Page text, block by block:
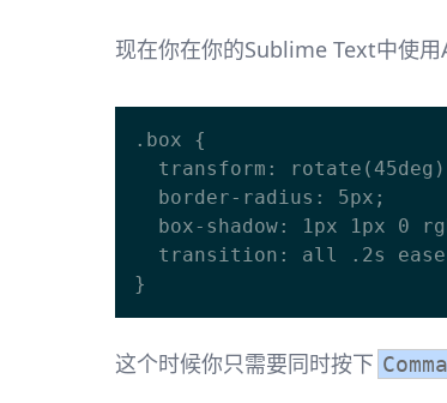
现在你在你的Sublime Text中使
.box {
这个时候你只需要同时按下